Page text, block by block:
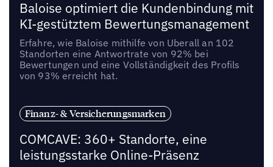
Baloise optimiert die Kundenbindung mit
KI-gestütztem Bewertungsmanagement
Erfahre, wie Baloise mithilfe von Uberall an 102
Standorten eine Antwortrate von 92% bei
Bewertungen und eine Vollständigkeit des Profils
von 93% erreicht hat.
Finanz- & Versicherungsmarken
COMCAVE: 360+ Standorte, eine
leistungsstarke Online-Präsenz